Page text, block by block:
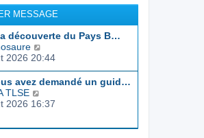
r
l
e
d
n
i
e
u
l
e
l
e
d
r
i
MESSAGE
découverte du Pays B…
o
s
l
2026 20:44
avez demandé un guid…
TLSE
o
2026 16:37